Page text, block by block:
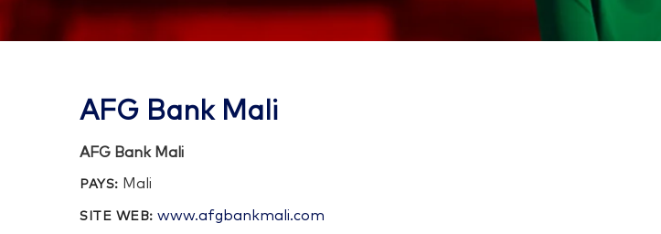
AFG Bank Mali
AFG Bank Mali
PAYS: Mali
SITE WEB: www.afgbankmali.com